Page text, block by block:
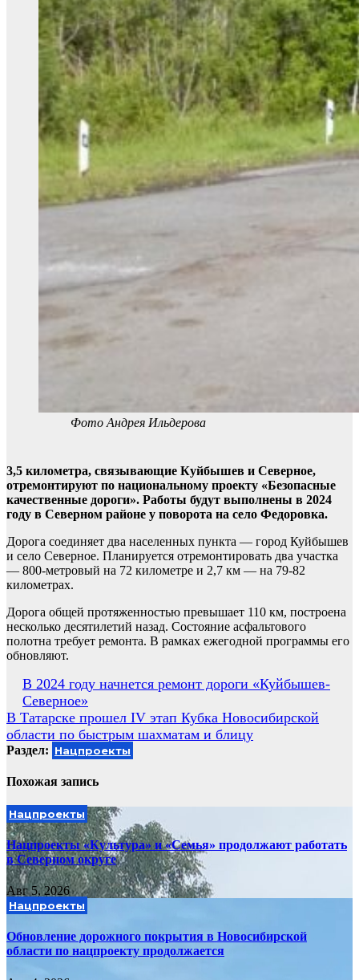
Фото Андрея Ильдерова
3,5 километра, связывающие Куйбышев и Северное,
отремонтируют по национальному проекту «Безопасные
качественные дороги». Работы будут выполнены в 2024
году в Северном районе у поворота на село Федоровка.
Дорога соединяет два населенных пункта — город Куйбышев
и село Северное. Планируется отремонтировать два участка
— 800-метровый на 72 километре и 2,7 км — на 79-82
километрах.
Дорога общей протяженностью превышает 110 км, построена
несколько десятилетий назад. Состояние асфальтового
полотна требует ремонта. В рамках ежегодной программы его
обновляют.
Навигация
по
записям
В 2024 году начнется ремонт дороги «Куйбышев-
Северное»
В Татарске прошел IV этап Кубка Новосибирской
области по быстрым шахматам и блицу
Раздел: Нацпроекты
Похожая запись
Нацпроекты
Нацпроекты «Культура» и «Семья» продолжают работать
в Северном округе
Авг 5, 2026
Нацпроекты
Обновление дорожного покрытия в Новосибирской
области по нацпроекту продолжается